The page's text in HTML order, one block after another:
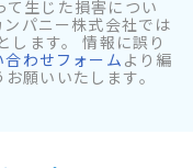
て生じた損害につい
パニー株式会社では
します。 情報に誤り
合わせフォーム より編
願いいたします。